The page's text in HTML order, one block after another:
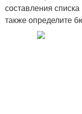
Деньги на
составления
также определите